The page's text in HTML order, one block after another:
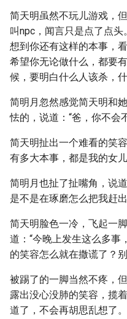
简天明虽然不玩儿游戏，
叫npc，闻言只是点了点
想到你还有这样的本事，
希望你无论做什么，都要
候，要明白什么人该杀，
简明月忽然感觉简天明和
怯的，说道：“爸，你不会
简天明扯出一个难看的笑
有多大本事，都是我的女
简明月也扯了扯嘴角，说
是不是在琢磨怎么把我赶
简天明脸色一冷，飞起一
道：“今晚上发生这么多事
的笑容怎么就在撒谎了？
被踢了的一脚当然不疼，
露出没心没肺的笑容，揽
道了，不会再胡思乱想了